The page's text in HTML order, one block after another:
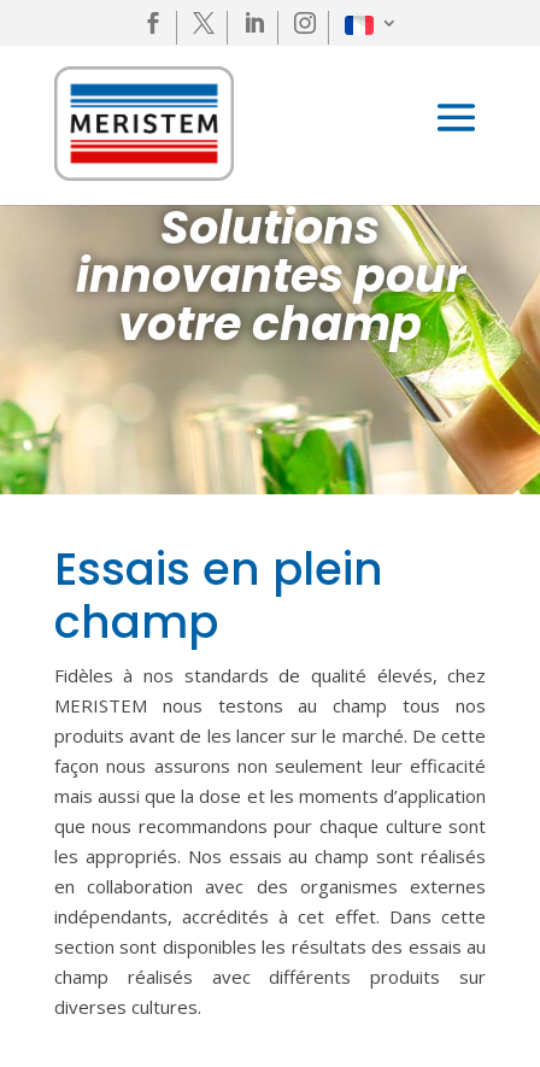
   
Solutions
innovantes pour
votre champ
Essais en plein
champ
Fidèles à nos standards de qualité élevés, chez
MERISTEM nous testons au champ tous nos
produits avant de les lancer sur le marché. De cette
façon nous assurons non seulement leur efficacité
mais aussi que la dose et les moments d’application
que nous recommandons pour chaque culture sont
les appropriés. Nos essais au champ sont réalisés
en collaboration avec des organismes externes
indépendants, accrédités à cet effet. Dans cette
section sont disponibles les résultats des essais au
champ réalisés avec différents produits sur
diverses cultures.